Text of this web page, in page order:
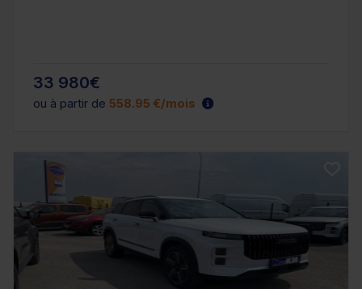
33 980€
ou à partir de 558.95 €/mois